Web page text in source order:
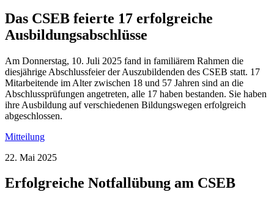
Das CSEB feierte 17 erfolgreiche
Ausbildungsabschlüsse
Am Donnerstag, 10. Juli 2025 fand in familiärem Rahmen die
diesjährige Abschlussfeier der Auszubildenden des CSEB statt. 17
Mitarbeitende im Alter zwischen 18 und 57 Jahren sind an die
Abschlussprüfungen angetreten, alle 17 haben bestanden. Sie haben
ihre Ausbildung auf verschiedenen Bildungswegen erfolgreich
abgeschlossen.
Mitteilung
22. Mai 2025
Erfolgreiche Notfallübung am CSEB